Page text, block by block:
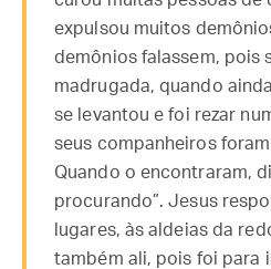
expulsou muitos
demônios falassem, pois
madrugada, quando
se levantou e foi rezar
seus companheiros
Quando o encontraram,
procurando”. Jesus
lugares, às aldeias da
também ali, pois foi para